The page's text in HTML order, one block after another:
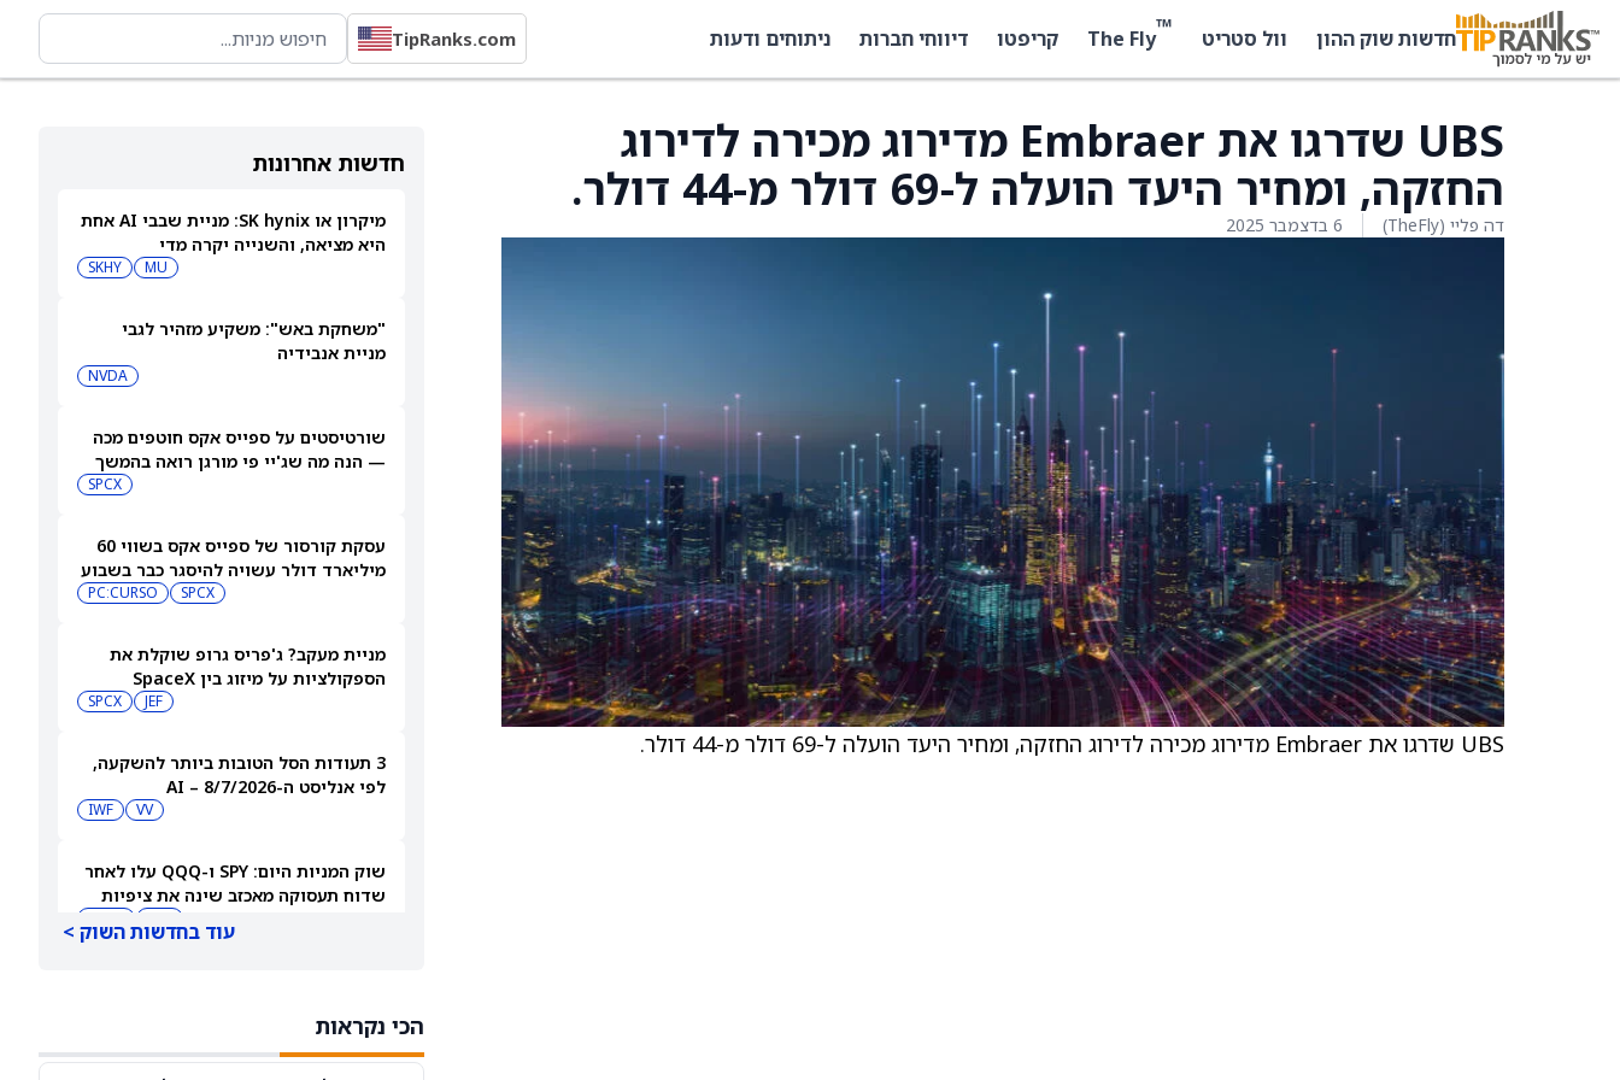
חדשות שוק ההון וול סטריט ™
The Fly קריפטו דיווחי חברות ניתוחים ודעות TipRanks.com
חדשות אחרונות
מיקרון או SK hynix: מניית שבבי AI אחת
היא מציאה, והשנייה יקרה מדי
MU
SKHY
"משחקת באש": משקיע מזהיר לגבי
מניית אנבידיה
NVDA
שורטיסטים על ספייס אקס חוטפים מכה
— הנה מה שג'יי פי מורגן רואה בהמשך
SPCX
עסקת קורסור של ספייס אקס בשווי 60
מיליארד דולר עשויה להיסגר כבר בשבוע
SPCX
PC:CURSO
מניית מעקב? ג'פריס גרופ שוקלת את
הספקולציות על מיזוג בין SpaceX
JEF
SPCX
3 תעודות הסל הטובות ביותר להשקעה,
לפי אנליסט ה-AI – 8/7/2026
VV
IWF
שוק המניות היום: SPY ו-QQQ עלו לאחר
שדוח תעסוקה מאכזב שינה את ציפיות
עוד בחדשות השוק >
הכי נקראות
UBS שדרגו את Embraer מדירוג מכירה לדירוג
החזקה, ומחיר היעד הועלה ל-69 דולר מ-44 דולר.
דה פליי (TheFly) 6 בדצמבר 2025
UBS שדרגו את Embraer מדירוג מכירה לדירוג החזקה, ומחיר היעד הועלה ל-69 דולר מ-44 דולר.